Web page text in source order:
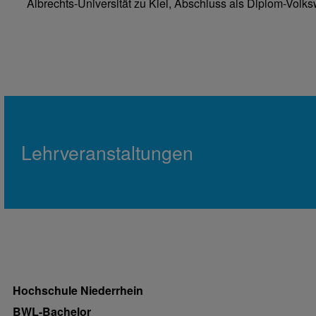
Albrechts-Universität zu Kiel, Abschluss als Diplom-
Lehrveranstaltungen
Hochschule Niederrhein
BWL-Bachelor